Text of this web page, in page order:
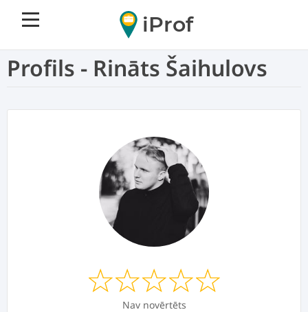
iProf
Profils - Rināts Šaihulovs
Nav novērtēts